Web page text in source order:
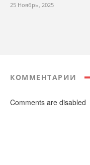
25 Ноябрь, 2025
КОММЕНТАРИИ
Comments are disabled